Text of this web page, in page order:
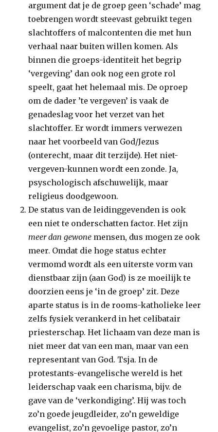
argument dat je de groep geen ‘schade’ mag
toebrengen wordt steevast gebruikt tegen
slachtoffers of malcontenten die met hun
verhaal naar buiten willen komen. Als
binnen die groeps-identiteit het begrip
‘vergeving’ dan ook nog een grote rol
speelt, gaat het helemaal mis. De oproep
om de dader ’te vergeven’ is vaak de
genadeslag voor het verzet van het
slachtoffer. Er wordt immers verwezen
naar het voorbeeld van God/Jezus
(onterecht, maar dit terzijde). Het niet-
vergeven-kunnen wordt een zonde. Ja,
psyschologisch afschuwelijk, maar
religieus doodgewoon.
De status van de leidinggevenden is ook
een niet te onderschatten factor. Het zijn
meer dan gewone mensen, dus mogen ze ook
meer. Omdat die hoge status echter
vermomd wordt als een uiterste vorm van
dienstbaar zijn (aan God) is ze moeilijk te
doorzien eens je ‘in de groep’ zit. Deze
aparte status is in de rooms-katholieke leer
zelfs fysiek verankerd in het celibatair
priesterschap. Het lichaam van deze man is
niet meer dat van een man, maar van een
representant van God. Tsja. In de
protestants-evangelische wereld is het
leiderschap vaak een charisma, bijv. de
gave van de ‘verkondiging’. Hij was toch
zo’n goede jeugdleider, zo’n geweldige
evangelist, zo’n gevoelige pastor, zo’n